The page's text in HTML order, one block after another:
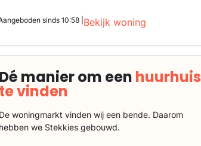
sinds 10:58 | Bekijk woning
Dé manier om een huurhuis
te vinden
De woningmarkt vinden wij een bende. Daarom
hebben we Stekkies gebouwd.